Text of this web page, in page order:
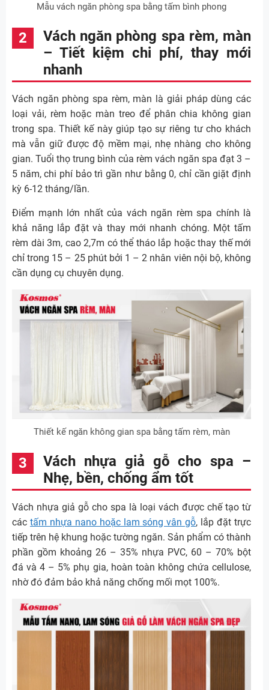
Mẫu vách ngăn phòng spa bằng tấm bình phong
Vách ngăn phòng spa rèm, màn
– Tiết kiệm chi phí, thay mới
nhanh
Vách ngăn phòng spa rèm, màn là giải pháp dùng các
loại vải, rèm hoặc màn treo để phân chia không gian
trong spa. Thiết kế này giúp tạo sự riêng tư cho khách
mà vẫn giữ được độ mềm mại, nhẹ nhàng cho không
gian. Tuổi thọ trung bình của rèm vách ngăn spa đạt 3 –
5 năm, chi phí bảo trì gần như bằng 0, chỉ cần giặt định
kỳ 6-12 tháng/lần.
Điểm mạnh lớn nhất của vách ngăn rèm spa chính là
khả năng lắp đặt và thay mới nhanh chóng. Một tấm
rèm dài 3m, cao 2,7m có thể tháo lắp hoặc thay thế mới
chỉ trong 15 – 25 phút bởi 1 – 2 nhân viên nội bộ, không
cần dụng cụ chuyên dụng.
Thiết kế ngăn không gian spa bằng tấm rèm, màn
Vách nhựa giả gỗ cho spa –
Nhẹ, bền, chống ẩm tốt
Vách nhựa giả gỗ cho spa là loại vách được chế tạo từ
các tấm nhựa nano hoặc lam sóng vân gỗ, lắp đặt trực
tiếp trên hệ khung hoặc tường ngăn. Sản phẩm có thành
phần gồm khoảng 26 – 35% nhựa PVC, 60 – 70% bột
đá và 4 – 5% phụ gia, hoàn toàn không chứa cellulose,
nhờ đó đảm bảo khả năng chống mối mọt 100%.